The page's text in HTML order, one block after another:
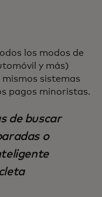
los modos de
y más)
sistemas
pagos minoristas.
de buscar
o